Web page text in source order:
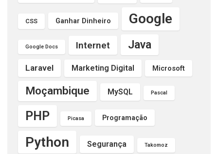
CSS Ganhar Dinheiro Google
Google Docs Internet Java
Laravel Marketing Digital Microsoft
Moçambique MySQL Pascal
PHP Picasa Programação
Python Segurança Takomoz